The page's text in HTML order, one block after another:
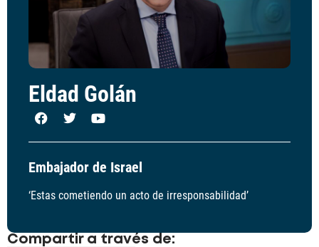
Eldad Golán
Embajador de Israel
‘Estas cometiendo un acto de irresponsabilidad’
Compartir a través de: